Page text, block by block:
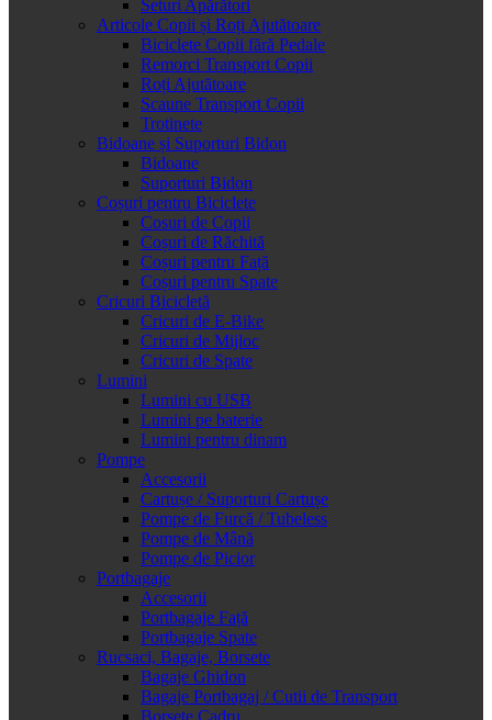
Seturi Apărători
Articole Copii și Roți Ajutătoare
Biciclete Copii fără Pedale
Remorci Transport Copii
Roți Ajutătoare
Scaune Transport Copii
Trotinete
Bidoane și Suporturi Bidon
Bidoane
Suporturi Bidon
Coșuri pentru Biciclete
Cosuri de Copii
Coșuri de Răchită
Coșuri pentru Față
Coșuri pentru Spate
Cricuri Bicicletă
Cricuri de E-Bike
Cricuri de Mijloc
Cricuri de Spate
Lumini
Lumini cu USB
Lumini pe baterie
Lumini pentru dinam
Pompe
Accesorii
Cartușe / Suporturi Cartușe
Pompe de Furcă / Tubeless
Pompe de Mână
Pompe de Picior
Portbagaje
Accesorii
Portbagaje Față
Portbagaje Spate
Rucsaci, Bagaje, Borsete
Bagaje Ghidon
Bagaje Portbagaj / Cutii de Transport
Borsete Cadru